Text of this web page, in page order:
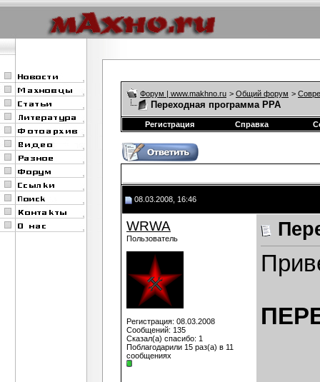
Форум | www.makhno.ru > Общий форум >
Переходная программа РРА
Регистрация Справка
08.03.2008, 16:46
WRWA
Пользователь
Регистрация: 08.03.2008
Сообщений: 135
Сказал(а) спасибо: 1
Поблагодарили 15 раз(а) в 11
сообщениях